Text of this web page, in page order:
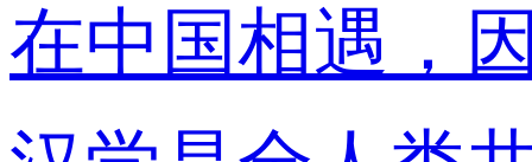
在中国相遇，